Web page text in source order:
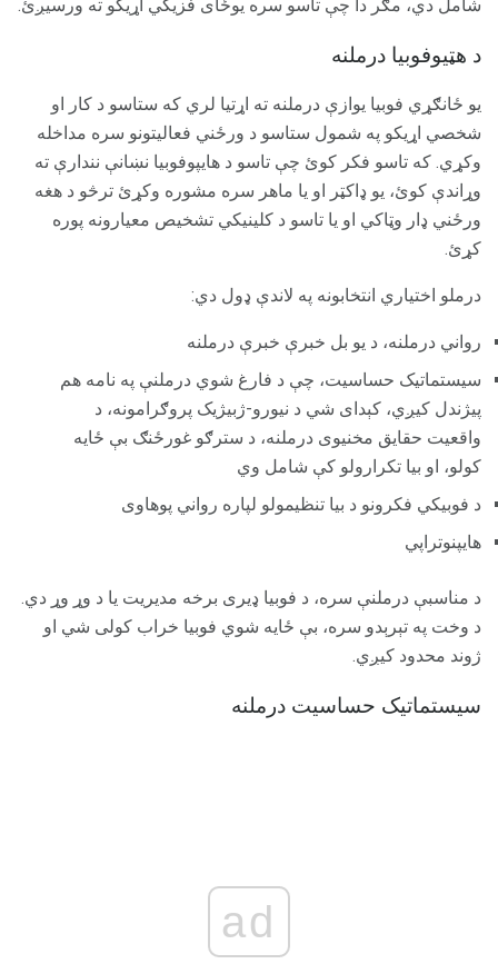
شامل دي، مګر دا چې تاسو سره یوځای فزیکي اړیکو ته ورسیږئ.
د هټیوفوبیا درملنه
یو ځانګړي فوبیا یوازې درملنه ته اړتیا لري که ستاسو د کار او
شخصي اړیکو په شمول ستاسو د ورځني فعالیتونو سره مداخله
وکړي. که تاسو فکر کوئ چې تاسو د هایپوفوبیا نښانې نندارې ته
وړاندې کوئ، یو ډاکټر او یا ماهر سره مشوره وکړئ ترڅو د هغه
ورځني ډار وټاکي او یا تاسو د کلینیکي تشخیص معیارونه پوره
کړئ.
درملو اختیاري انتخابونه په لاندې ډول دي:
رواني درملنه، د یو بل خبرې خبرې درملنه
سیستماتیک حساسیت، چې د فارغ شوي درملنې په نامه هم
پیژندل کیږي، کېدای شي د نیورو-ژبیژیک پروګرامونه، د
واقعیت حقایق مخنیوی درملنه، د سترګو غورځنګ بې ځایه
کولو، او بیا تکرارولو کې شامل وي
د فوبیکي فکرونو د بیا تنظیمولو لپاره رواني پوهاوی
هايپنوتراپي
د مناسبې درملنې سره، د فوبیا ډیری برخه مدیریت یا د وړ وړ دي.
د وخت په تېرېدو سره، بې ځایه شوي فوبیا خراب کولی شي او
ژوند محدود کیږي.
سیستماتیک حساسیت درملنه
ad